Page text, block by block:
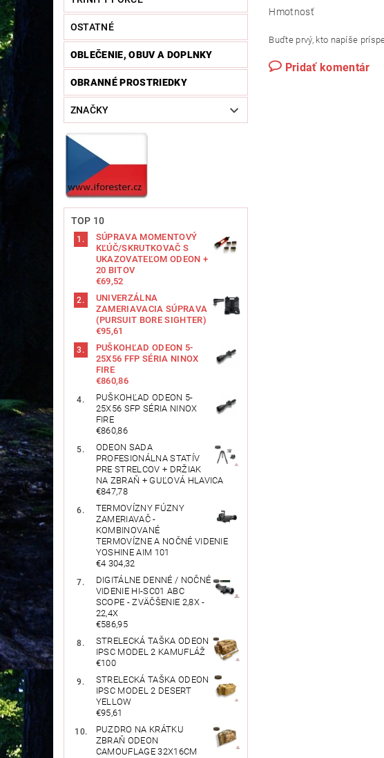
OSTATNÉ
OBLEČENIE, OBUV A DOPLNKY
OBRANNÉ PROSTRIEDKY
ZNAČKY
TOP 10
SÚPRAVA MOMENTOVÝ
KĽÚČ/SKRUTKOVAČ S
UKAZOVATEĽOM ODEON +
20 BITOV
€69,52
UNIVERZÁLNA
ZAMERIAVACIA SÚPRAVA
(PURSUIT BORE SIGHTER)
€95,61
PUŠKOHĽAD ODEON 5-
25X56 FFP SÉRIA NINOX
FIRE
€860,86
PUŠKOHĽAD ODEON 5-
25X56 SFP SÉRIA NINOX
FIRE
€860,86
ODEON SADA
PROFESIONÁLNA STATÍV
PRE STRELCOV + DRŽIAK
NA ZBRAŇ + GUĽOVÁ HLAVICA
€847,78
TERMOVÍZNY FÚZNY
ZAMERIAVAČ -
KOMBINOVANÉ
TERMOVÍZNE A NOČNÉ VIDENIE
YOSHINE AIM 101
€4 304,32
DIGITÁLNE DENNÉ / NOČNÉ
VIDENIE HI-SC01 ABC
SCOPE - ZVÄČŠENIE 2,8X -
22,4X
€586,95
STRELECKÁ TAŠKA ODEON
IPSC MODEL 2 KAMUFLÁŽ
€100
STRELECKÁ TAŠKA ODEON
IPSC MODEL 2 DESERT
YELLOW
€95,61
PUZDRO NA KRÁTKU
ZBRAŇ ODEON
CAMOUFLAGE 32X16CM
Hmotnosť
Buďte prvý, kto napíše
Pridať komentár